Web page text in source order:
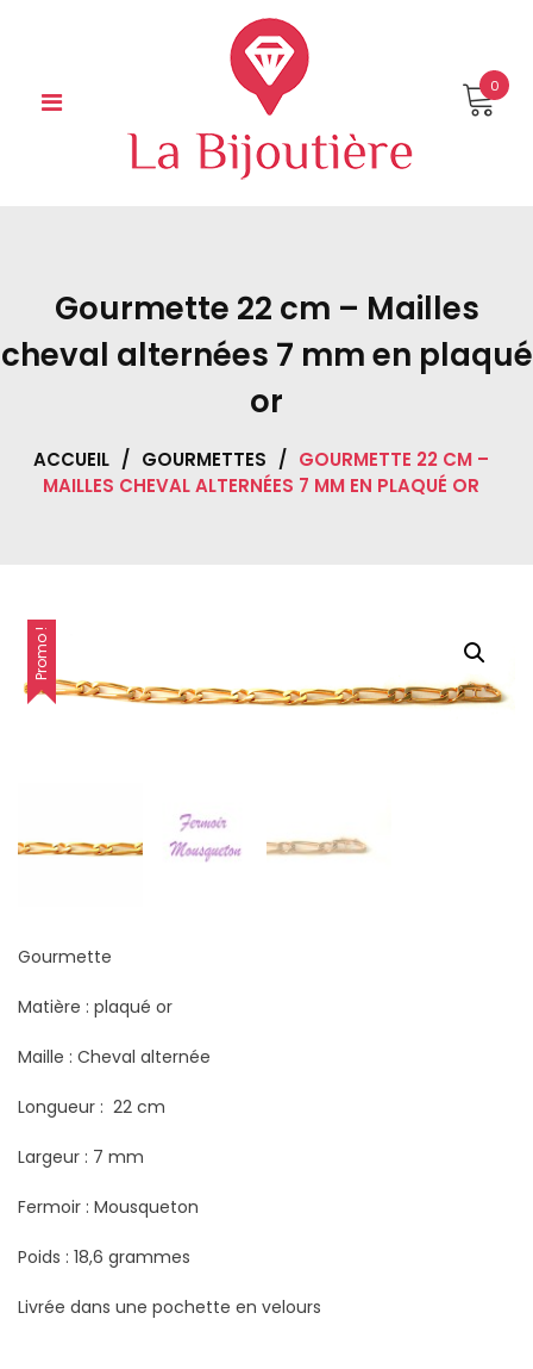
0
Gourmette 22 cm – Mailles
cheval alternées 7 mm en plaqué
or
ACCUEIL / GOURMETTES / GOURMETTE 22 CM –
MAILLES CHEVAL ALTERNÉES 7 MM EN PLAQUÉ OR
Promo !
Gourmette
Matière : plaqué or
Maille : Cheval alternée
Longueur : 22 cm
Largeur : 7 mm
Fermoir : Mousqueton
Poids : 18,6 grammes
Livrée dans une pochette en velours